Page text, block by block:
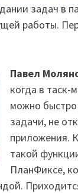
задач в
работы.
Павел
когда в таск-
можно
задачи, не
приложения.
такой
ПланФиксе,